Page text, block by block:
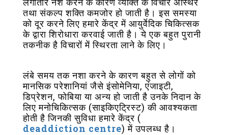
तथा संकल्प शक्ति कमजोर हो जाती है। इस समस्या
को दूर करने लिए हमारे केंद्र में आयुर्वेदिक चिकित्सक
के द्वारा शिरोधारा करवाई जाती है। ये एक बहुत पुरानी
तकनीक है विचारों में स्थिरता लाने के लिए।
लंबे समय तक नशा करने के कारण बहुत से लोगों को
मानसिक परेशानियां जैसे इंसोमेनिया, एंजाइटी,
डिप्रेशन, फोबिया या अन्य हो जाती है उनके निदान के
लिए मनोचिकित्सक (साइकिएट्रिस्ट) की आवश्यकता
होती है जिनकी सुविधा हमारे केंद्र (
deaddiction centre) में उपलब्ध है।